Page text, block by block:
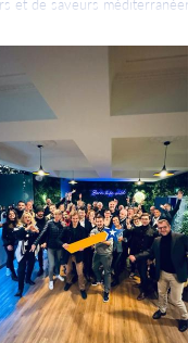
ses équipes pour ce nouvel